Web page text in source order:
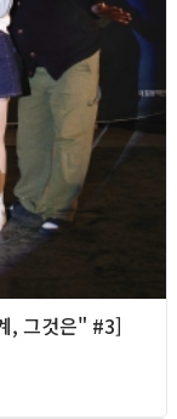
, 그것은" #3]